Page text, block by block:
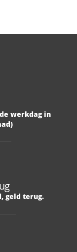
werkdag in
geld terug.